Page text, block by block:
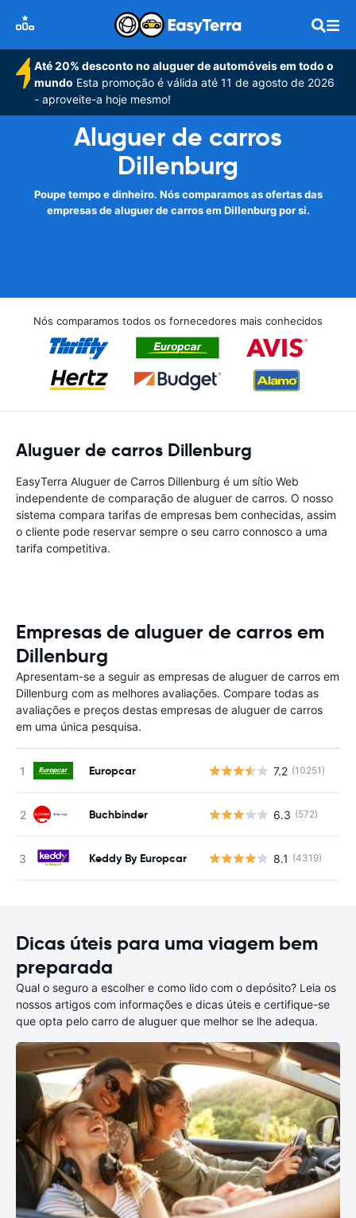
Até 20% desconto no aluguer de automóveis em todo o
mundo Esta promoção é válida até 11 de agosto de 2026
- aproveite-a hoje mesmo!
Aluguer de carros
Dillenburg
Poupe tempo e dinheiro. Nós comparamos as ofertas das
empresas de aluguer de carros em Dillenburg por si.
Nós comparamos todos os fornecedores mais conhecidos
Aluguer de carros Dillenburg
EasyTerra Aluguer de Carros Dillenburg é um sítio Web
independente de comparação de aluguer de carros. O nosso
sistema compara tarifas de empresas bem conhecidas, assim
o cliente pode reservar sempre o seu carro connosco a uma
tarifa competitiva.
Empresas de aluguer de carros em
Dillenburg
Apresentam-se a seguir as empresas de aluguer de carros em
Dillenburg com as melhores avaliações. Compare todas as
avaliações e preços destas empresas de aluguer de carros
em uma única pesquisa.
Europcar 7.2 (10251)
Buchbinder 6.3 (572)
Keddy By Europcar 8.1 (4319)
Dicas úteis para uma viagem bem
preparada
Qual o seguro a escolher e como lido com o depósito? Leia os
nossos artigos com informações e dicas úteis e certifique-se
que opta pelo carro de aluguer que melhor se lhe adequa.